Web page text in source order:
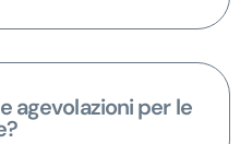
agevolazioni per le